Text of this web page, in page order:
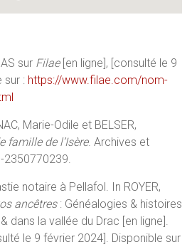
sur Filae[en ligne], [consulté le 9
sur : https://www.filae.com/nom-
Marie-Odile et BELSER,
famille de l’Isère. Archives et
2350770239.
notaire à Pellafol. In ROYER,
ancêtres: Généalogies & histoires
dans la vallée du Drac [en ligne].
le 9 février 2024]. Disponible sur